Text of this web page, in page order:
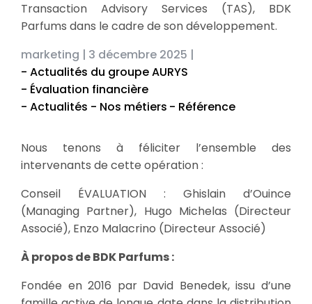
Transaction Advisory Services (TAS), BDK
Parfums dans le cadre de son développement.
marketing | 3 décembre 2025 |
- Actualités du groupe AURYS
- Évaluation financière
- Actualités - Nos métiers - Référence
Nous tenons à féliciter l’ensemble des
intervenants de cette opération :
Conseil ÉVALUATION : Ghislain d’Ouince
(Managing Partner), Hugo Michelas (Directeur
Associé), Enzo Malacrino (Directeur Associé)
À propos de BDK Parfums :
Fondée en 2016 par David Benedek, issu d’une